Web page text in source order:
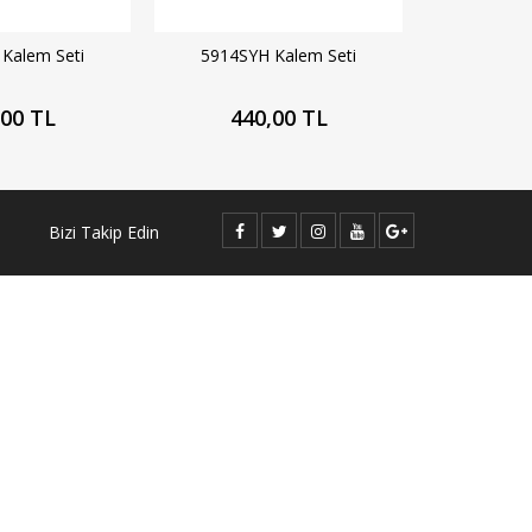
Seti
TL
5914SYH Kalem Seti
440,00 TL
Bizi Takip Edin